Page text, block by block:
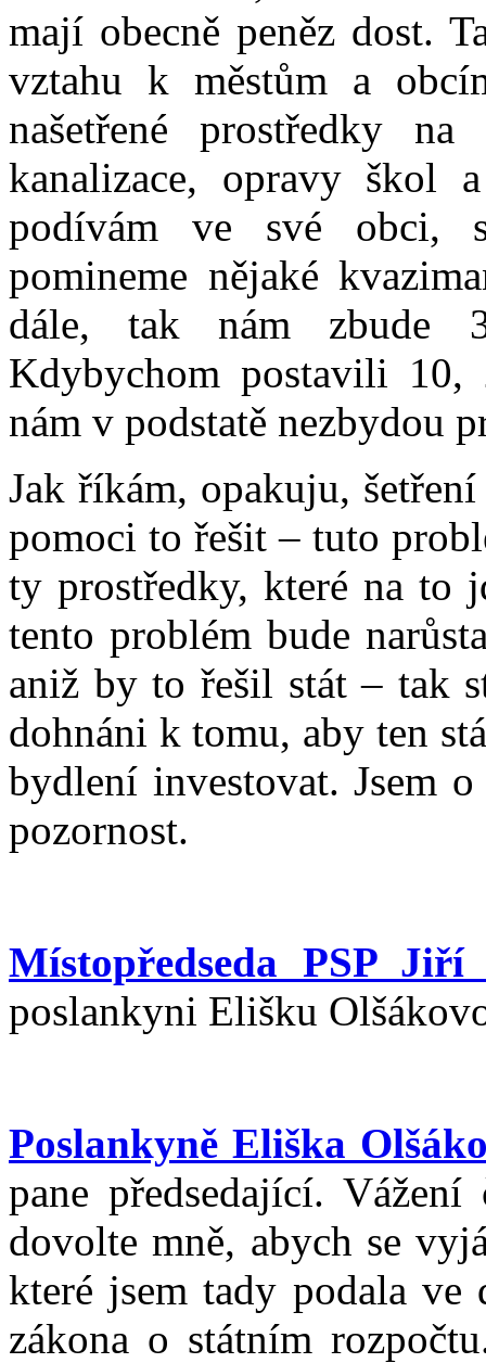
mají obecně peněz dost.
vztahu k městům a
našetřené prostředky
kanalizace, opravy škol
podívám ve své obci,
pomineme nějaké
dále, tak nám zbude
Kdybychom postavili
nám v podstatě nezbydou
Jak říkám, opakuju,
pomoci to řešit – tuto
ty prostředky, které na to
tento problém bude
aniž by to řešil stát – tak
dohnáni k tomu, aby ten
bydlení investovat. Jsem
pozornost.
Místopředseda PSP
poslankyni Elišku
Poslankyně Eliška
pane předsedající.
dovolte mně, abych se
které jsem tady podala
zákona o státním